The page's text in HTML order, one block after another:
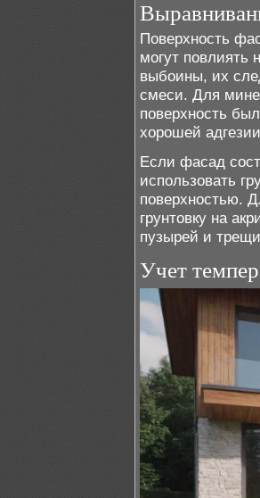
Поверхность
могут повлиять
выбоины, их
смеси. Для
поверхность
хорошей
Если фасад
использовать
поверхностью.
грунтовку на
пузырей и
Учет